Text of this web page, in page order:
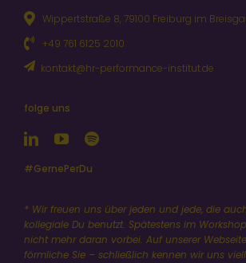
+49 761 6125 2010
kontakt@hr-performance-institut.de
kollegiale Du benutzt. Spätestens im
nicht mehr daran vorbei. Auf unserer
förmliche Sie – schließlich kennen wir uns